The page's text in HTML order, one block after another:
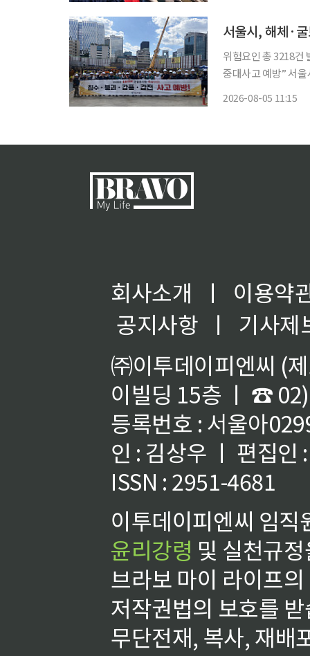
서울시, 해체·
위험요인 총 3218건
중대사고 예방” 서울시는 해체·굴토 등 사고 위험이 높은 건설공사장 1094곳에 대한 집중 안
2026-08-05 11:15
회사소개 ㅣ
이용약
공지사항
ㅣ
기사제
㈜이투데이피엔씨 (
이빌딩 15층 ㅣ ☎
등록번호 : 서울아
인 : 김상우 ㅣ 편집인
ISSN : 2951-4681
이투데이피엔씨 임
윤리강령 및 실천규
브라보 마이 라이프
저작권법의 보호를
무단전재, 복사, 재배